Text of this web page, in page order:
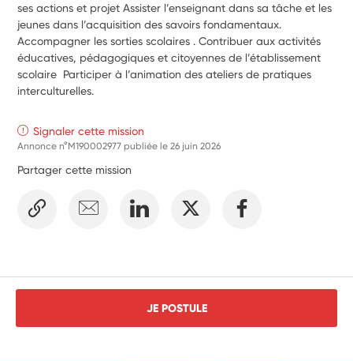
ses actions et projet Assister l’enseignant dans sa tâche et les
jeunes dans l’acquisition des savoirs fondamentaux.
Accompagner les sorties scolaires . Contribuer aux activités
éducatives, pédagogiques et citoyennes de l’établissement
scolaire  Participer à l’animation des ateliers de pratiques
interculturelles.
Signaler cette mission
Annonce n°M190002977 publiée le26 juin 2026
Partager cette mission
JE POSTULE